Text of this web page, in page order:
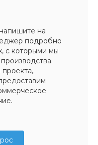
на
подробно
с которыми мы